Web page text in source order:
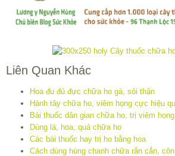
Liên Quan Khác
Hoa đu đủ đực chữa ho gà, sỏi thận
Hành tây chữa ho, viêm họng cực hiệu
Bài thuốc dân gian chữa ho, trị viêm họng
Dùng lá, hoa, quả chữa ho
Các bài thuốc hay trị ho bằng hoa
Cách dùng húng chanh chữa rắn cắn,